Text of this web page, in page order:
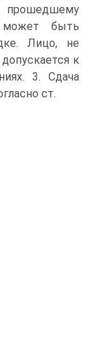
может быть
Лицо, не
к
3. Сдача
ст.